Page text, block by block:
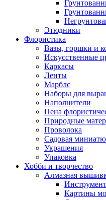
Этюдники
Флористика
Вазы, горшки и
Искусственные
Каркасы
Ленты
Марблс
Наборы для
Наполнители
Пена
Природные
Проволока
Садовая
Украшения
Упаковка
Хобби и творчество
Алмазная
Картины